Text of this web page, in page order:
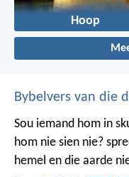
Hoop
Bybelvers van die
Sou iemand hom in
hom nie sien nie?
hemel en die aarde